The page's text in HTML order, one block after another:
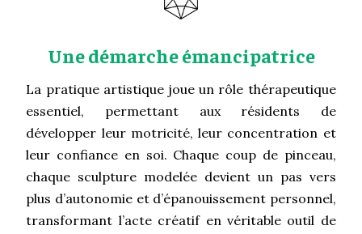
Une démarche émancipatrice
La pratique artistique joue un rôle thérapeutique
essentiel, permettant aux résidents de
développer leur motricité, leur concentration et
leur confiance en soi. Chaque coup de pinceau,
chaque sculpture modelée devient un pas vers
plus d’autonomie et d’épanouissement personnel,
transformant l’acte créatif en véritable outil de